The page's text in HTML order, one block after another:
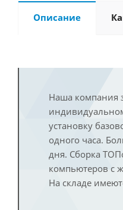
Описание
Наша компания
установку
одного часа.
дня. Сборка
компьютеров с
На складе